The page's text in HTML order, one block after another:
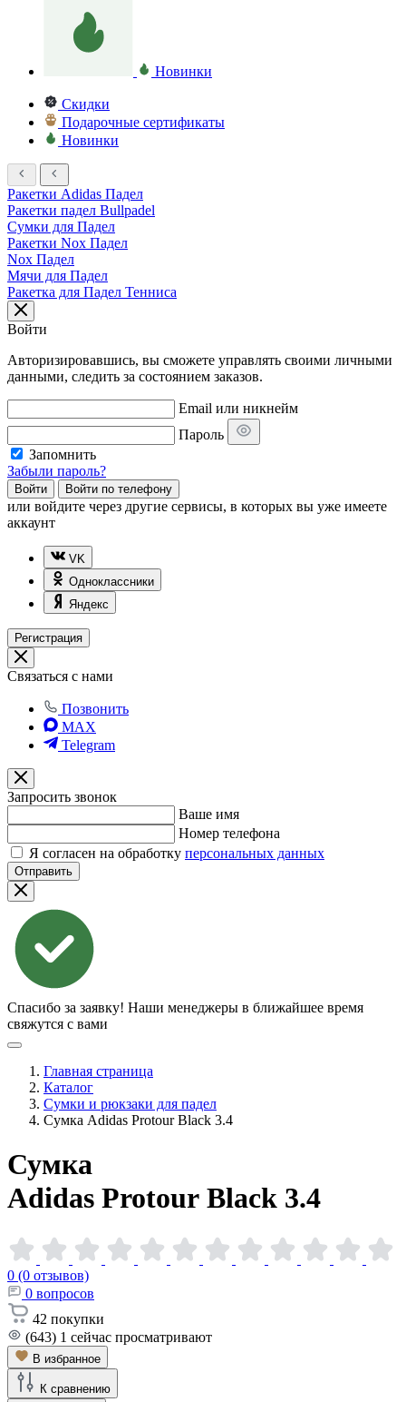
Новинки
Скидки
Подарочные сертификаты
Новинки
Ракетки Adidas Падел
Ракетки падел Bullpadel
Сумки для Падел
Ракетки Nox Падел
Nox Падел
Мячи для Падел
Ракетка для Падел Тенниса
Войти
Авторизировавшись, вы сможете управлять своими личными
данными, следить за состоянием заказов.
Email или никнейм
Пароль
Запомнить
Забыли пароль?
Войти Войти по телефону
или войдите через другие сервисы, в которых вы уже имеете
аккаунт
VK
Одноклассники
Яндекс
Регистрация
Связаться с нами
Позвонить
MAX
Telegram
Запросить звонок
Ваше имя
Номер телефона
Я согласен на обработку персональных данных
Отправить
Спасибо за заявку! Наши менеджеры в ближайшее время
свяжутся с вами
Главная страница
Каталог
Сумки и рюкзаки для падел
Сумка Adidas Protour Black 3.4
Сумка
Adidas Protour Black 3.4
0 (0 отзывов)
0 вопросов
42 покупки
(643) 1 сейчас просматривают
В избранное
К сравнению